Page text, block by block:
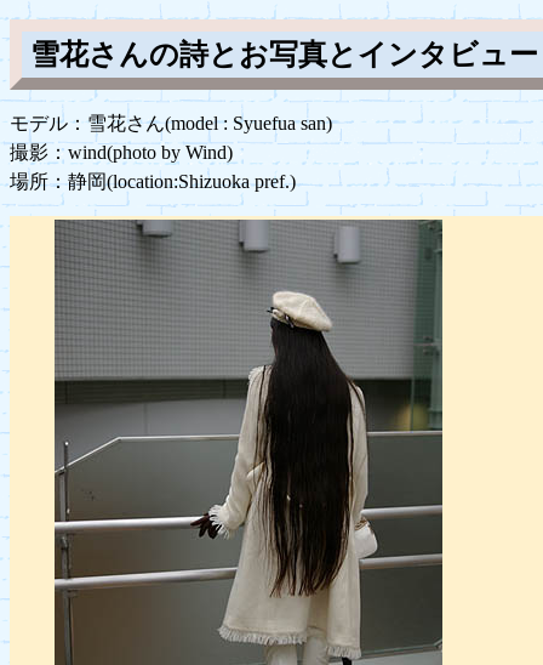
雪花さんの詩とお写真とインタビュー
モデル：雪花さん(model : Syuefua san)
撮影：wind(photo by Wind)
場所：静岡(location:Shizuoka pref.)